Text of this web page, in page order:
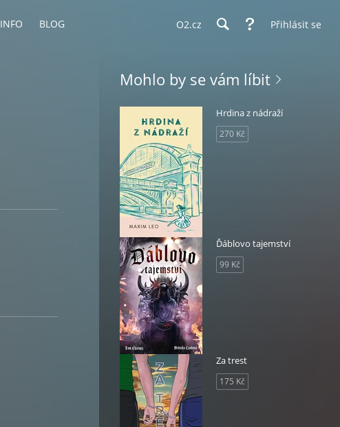
BLOG O2.cz Přihlásit se
Mohlo by se vám líbit
Hrdina z nádraží
270 Kč
Ďáblovo tajemství
99 Kč
Za trest
175 Kč